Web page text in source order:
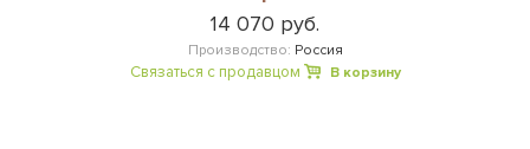
14 070 руб.
Производство: Россия
Связаться с продавцом В корзину